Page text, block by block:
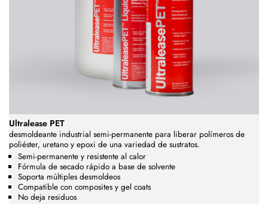
Ultralease PET
desmoldeante industrial semi-permanente para liberar polímeros de
poliéster, uretano y epoxi de una variedad de sustratos.
Semi-permanente y resistente al calor
Fórmula de secado rápido a base de solvente
Soporta múltiples desmoldeos
Compatible con composites y gel coats
No deja residuos